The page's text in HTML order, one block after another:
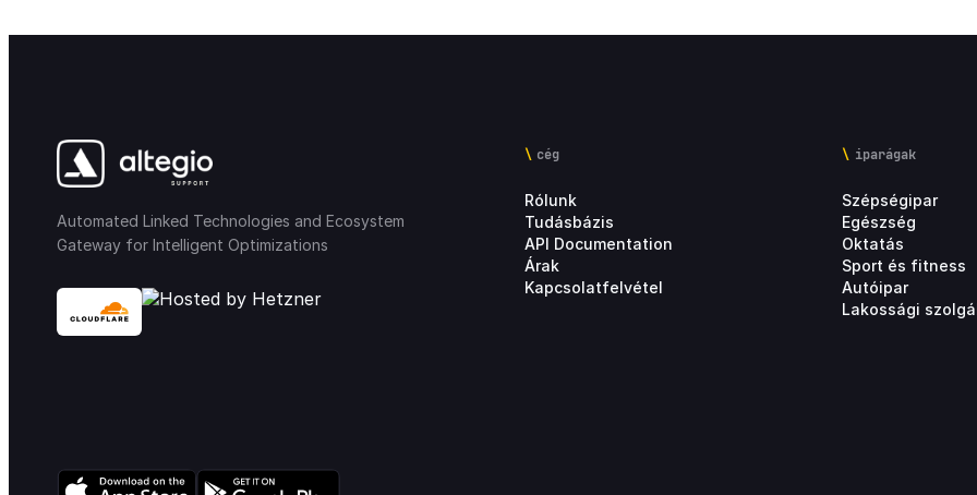
Automated Linked Technologies and Ecosystem
Gateway for Intelligent Optimizations
cég
Rólunk
Tudásbázis
API Documentation
Árak
Kapcsolatfelvétel
iparágak
Szépségipar
Egészség
Oktatás
Sport és fitness
Autóipar
Lakossági